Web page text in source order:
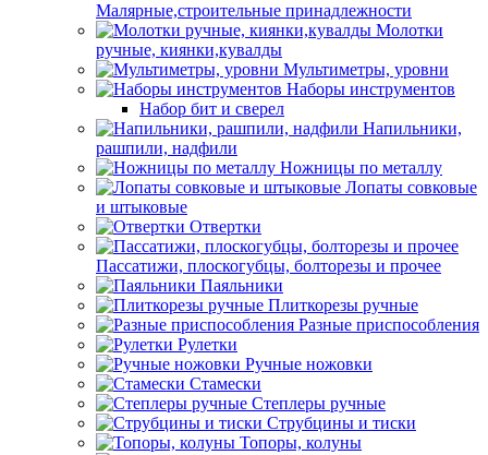
Малярные,строительные принадлежности
Молотки
ручные, киянки,кувалды
Мультиметры, уровни
Наборы инструментов
Набор бит и сверел
Напильники,
рашпили, надфили
Ножницы по металлу
Лопаты совковые
и штыковые
Отвертки
Пассатижи, плоскогубцы, болторезы и прочее
Паяльники
Плиткорезы ручные
Разные приспособления
Рулетки
Ручные ножовки
Стамески
Степлеры ручные
Струбцины и тиски
Топоры, колуны